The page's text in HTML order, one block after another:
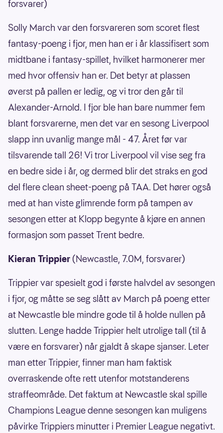
forsvarer)
Solly March var den forsvareren som scoret flest
fantasy-poeng i fjor, men han er i år klassifisert som
midtbane i fantasy-spillet, hvilket harmonerer mer
med hvor offensiv han er. Det betyr at plassen
øverst på pallen er ledig, og vi tror den går til
Alexander-Arnold. I fjor ble han bare nummer fem
blant forsvarerne, men det var en sesong Liverpool
slapp inn uvanlig mange mål - 47. Året før var
tilsvarende tall 26! Vi tror Liverpool vil vise seg fra
en bedre side i år, og dermed blir det straks en god
del flere clean sheet-poeng på TAA. Det hører også
med at han viste glimrende form på tampen av
sesongen etter at Klopp begynte å kjøre en annen
formasjon som passet Trent bedre.
Kieran Trippier (Newcastle, 7.0M, forsvarer)
Trippier var spesielt god i første halvdel av sesongen
i fjor, og måtte se seg slått av March på poeng etter
at Newcastle ble mindre gode til å holde nullen på
slutten. Lenge hadde Trippier helt utrolige tall (til å
være en forsvarer) når gjaldt å skape sjanser. Leter
man etter Trippier, finner man ham faktisk
overraskende ofte rett utenfor motstanderens
straffeområde. Det faktum at Newcastle skal spille
Champions League denne sesongen kan muligens
påvirke Trippiers minutter i Premier League negativt.